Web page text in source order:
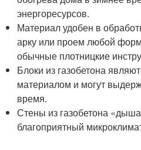
энергоресурсов.
Материал удобен в
арку или проем любой
обычные плотницкие
Блоки из газобетона
материалом и могут
время.
Стены из газобетона
благоприятный